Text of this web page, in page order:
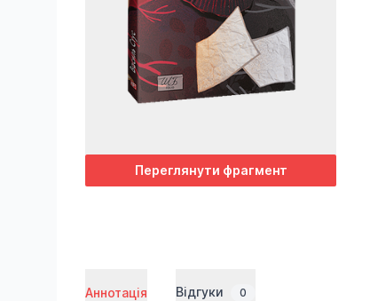
Переглянути фрагмент
Аннотація Відгуки 0